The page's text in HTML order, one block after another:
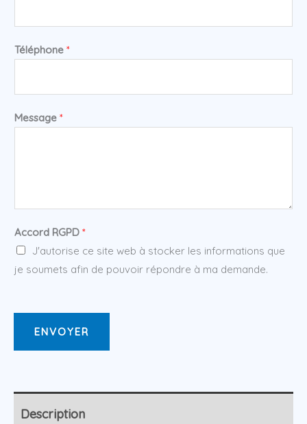
Téléphone *
Message *
Accord RGPD *
J'autorise ce site web à stocker les informations que
je soumets afin de pouvoir répondre à ma demande.
ENVOYER
Description